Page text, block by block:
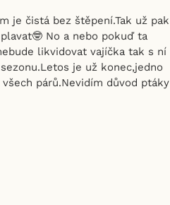
je čistá bez štěpení.Tak už pak
No a nebo pokuď ta
likvidovat vajíčka tak s ní
je už konec,jedno
párů.Nevidím důvod ptáky